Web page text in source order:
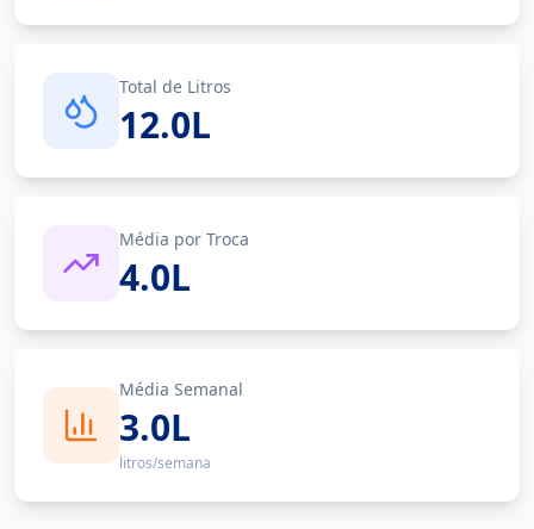
Total de Litros
12.0L
Média por Troca
4.0L
Média Semanal
3.0L
litros/semana